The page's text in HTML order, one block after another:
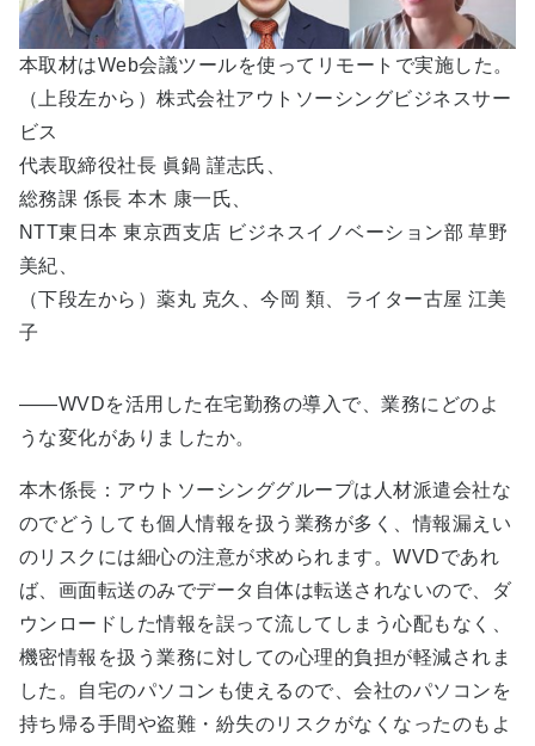
本取材はWeb会議ツールを使ってリモートで実施した。
（上段左から）株式会社アウトソーシングビジネスサー
ビス
代表取締役社長 眞鍋 謹志氏、
総務課 係長 本木 康一氏、
NTT東日本 東京西支店 ビジネスイノベーション部 草野
美紀、
（下段左から）薬丸 克久、今岡 類、ライター古屋 江美
子
――WVDを活用した在宅勤務の導入で、業務にどのよ
うな変化がありましたか。
本木係長：アウトソーシンググループは人材派遣会社な
のでどうしても個人情報を扱う業務が多く、情報漏えい
のリスクには細心の注意が求められます。WVDであれ
ば、画面転送のみでデータ自体は転送されないので、ダ
ウンロードした情報を誤って流してしまう心配もなく、
機密情報を扱う業務に対しての心理的負担が軽減されま
した。自宅のパソコンも使えるので、会社のパソコンを
持ち帰る手間や盗難・紛失のリスクがなくなったのもよ